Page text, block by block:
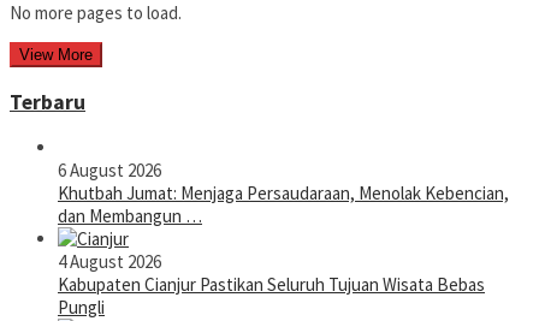
No more pages to load.
View More
Terbaru
6 August 2026
Khutbah Jumat: Menjaga Persaudaraan, Menolak Kebencian,
dan Membangun …
4 August 2026
Kabupaten Cianjur Pastikan Seluruh Tujuan Wisata Bebas
Pungli